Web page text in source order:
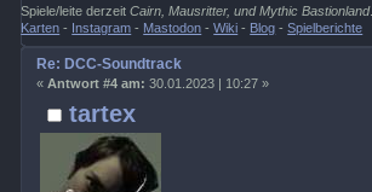
Spiele/leite derzeitCairn, Mausritter, und Mythic Bastionland.
Karten - Instagram - Mastodon -Wiki - Blog -Spielberichte
tartex
Re: DCC-Soundtrack
« Antwort #4 am: 30.01.2023 | 10:27 »